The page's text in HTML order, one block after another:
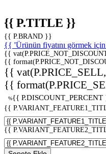
{{ P.TITLE }}
{{ P.BRAND }}
{{ 'Ürünün fiyatını görmek
{{
{{
{{
{{
%{{ P.DISCOUNT_PERCENT
{{
{{